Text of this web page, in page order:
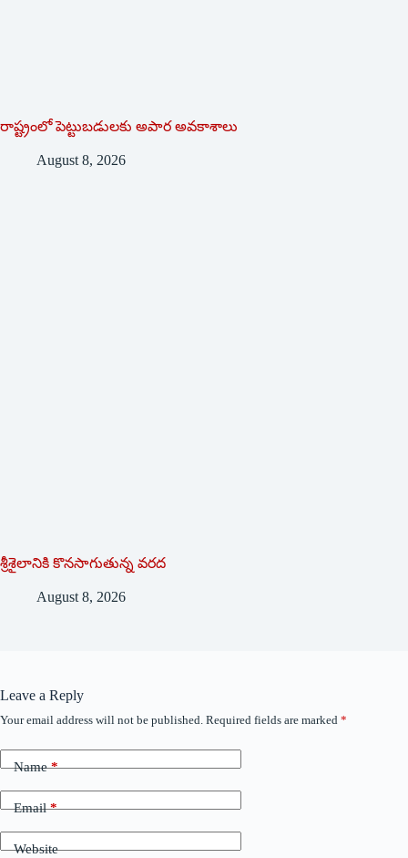
రాష్ట్రంలో పెట్టుబడులకు అపార అవకాశాలు
August 8, 2026
శ్రీశైలానికి కొనసాగుతున్న వరద
August 8, 2026
Leave a Reply
Your email address will not be published. Required fields are marked *
Name*
Email*
Website